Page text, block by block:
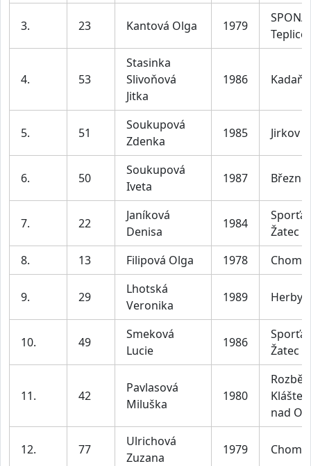
3. 23 Kantová Olga 1979
SPONA
Teplice
4. 53
Stasinka
Slivoňová
Jitka
1986 Kadaň
5. 51
Soukupová
Zdenka
1985 Jirkov
6. 50
Soukupová
Iveta
1987 Březno
7. 22
Janíková
Denisa
1984
Žatec
8.
13 Filipová Olga 1978
9. 29
Lhotská
Veronika
1989 Herby
10. 49
Smeková
Lucie
1986
Žatec
11. 42
Pavlasová
Miluška
1980
nad
12. 77
Ulrichová
Zuzana
1979